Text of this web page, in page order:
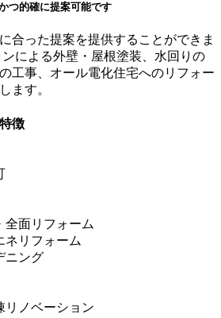
つ的確に提案可能です
合った提案を提供することができま
による外壁・屋根塗装、水回りの
工事、オール電化住宅へのリフォー
ます。
徴
全面リフォーム
ネリフォーム
ニング
リノベーション